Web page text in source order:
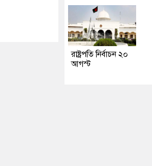
রাষ্ট্রপতি নির্বাচন ২০
আগস্ট